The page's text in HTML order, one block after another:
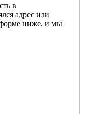
в
адрес или
форме ниже, и мы